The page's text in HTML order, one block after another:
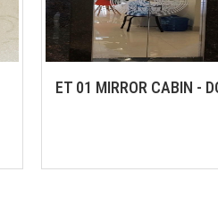
ET 02 Door - cabin